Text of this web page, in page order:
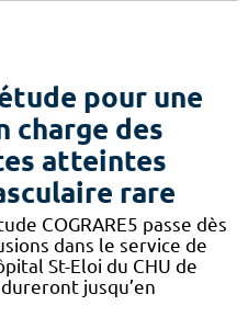
pour une
charge des
atteintes
rare
COGRARE5 passe dès
dans le service de
St-Eloi du CHU de
jusqu’en